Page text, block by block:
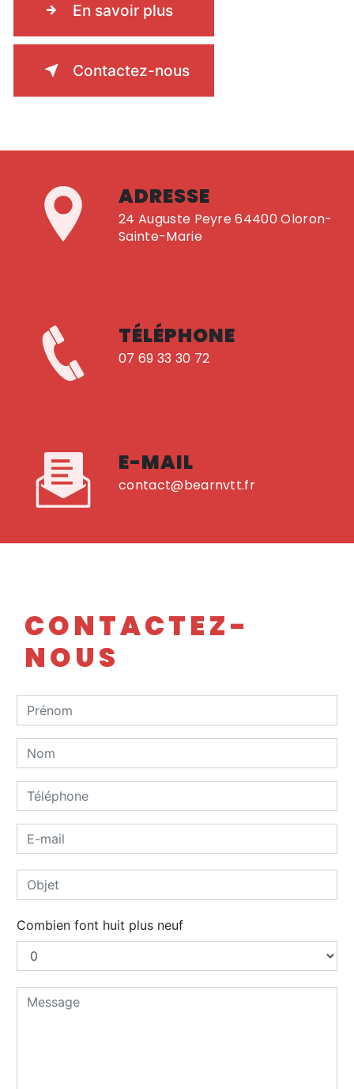
En savoir plus
Contactez-nous
ADRESSE
24 Auguste Peyre 64400 Oloron-
Sainte-Marie
TÉLÉPHONE
07 69 33 30 72
E-MAIL
contact@bearnvtt.fr
CONTACTEZ-
NOUS
Combien font huit plus neuf